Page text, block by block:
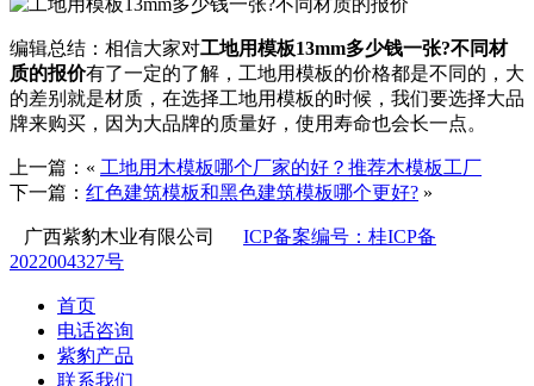
编辑总结：相信大家对工地用模板13mm多少钱一张?不同材
质的报价有了一定的了解，工地用模板的价格都是不同的，大
的差别就是材质，在选择工地用模板的时候，我们要选择大品
牌来购买，因为大品牌的质量好，使用寿命也会长一点。
上一篇：« 工地用木模板哪个厂家的好？推荐木模板工厂
下一篇： 红色建筑模板和黑色建筑模板哪个更好? »
广西紫豹木业有限公司 ICP备案编号：桂ICP备
2022004327号
首页
电话咨询
紫豹产品
联系我们